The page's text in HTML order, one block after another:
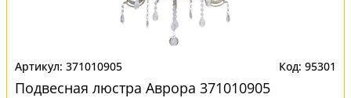
371010905 95301
Подвесная люстра Аврора 371010905